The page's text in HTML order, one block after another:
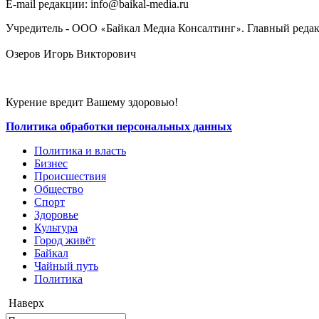
E-mail редакции: info@baikal-media.ru
Учредитель - ООО «Байкал Медиа Консалтинг». Главный
Озеров Игорь Викторович
Курение вредит Вашему здоровью!
Политика обработки персональных данных
Политика и власть
Бизнес
Происшествия
Общество
Cпорт
Здоровье
Культура
Город живёт
Байкал
Чайный путь
Политика
Наверх